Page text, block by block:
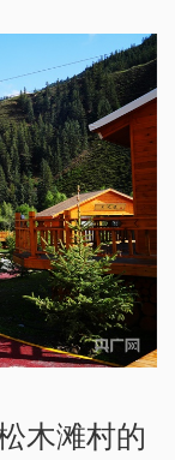
木滩村的